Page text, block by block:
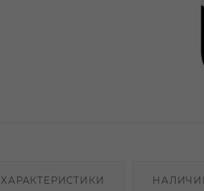
ХАРАКТЕРИСТИКИ